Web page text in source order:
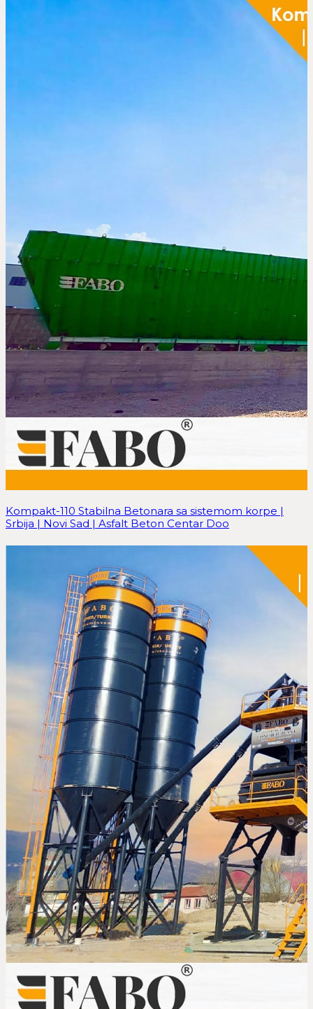
Kompakt-110 Stabilna Betonara sa sistemom korpe |
Srbija | Novi Sad | Asfalt Beton Centar Doo